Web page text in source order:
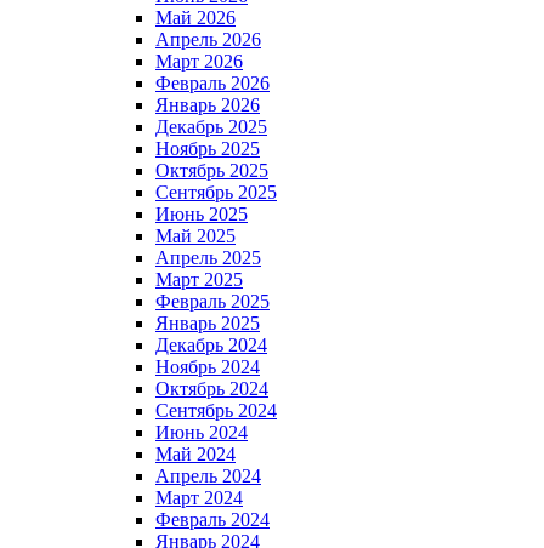
Май 2026
Апрель 2026
Март 2026
Февраль 2026
Январь 2026
Декабрь 2025
Ноябрь 2025
Октябрь 2025
Сентябрь 2025
Июнь 2025
Май 2025
Апрель 2025
Март 2025
Февраль 2025
Январь 2025
Декабрь 2024
Ноябрь 2024
Октябрь 2024
Сентябрь 2024
Июнь 2024
Май 2024
Апрель 2024
Март 2024
Февраль 2024
Январь 2024